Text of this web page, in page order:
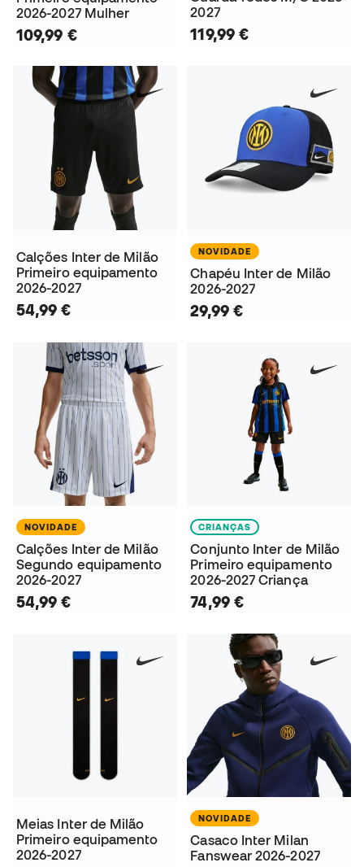
2026-2027 Mulher
109,99 €
2027
119,99 €
Calções Inter de Milão
Primeiro equipamento
2026-2027
54,99 €
NOVIDADE
Chapéu Inter de Milão
2026-2027
29,99 €
NOVIDADE
Calções Inter de Milão
Segundo equipamento
2026-2027
54,99 €
CRIANÇAS
Conjunto Inter de Milão
Primeiro equipamento
2026-2027 Criança
74,99 €
Meias Inter de Milão
Primeiro equipamento
2026-2027
NOVIDADE
Casaco Inter Milan
Fanswear 2026-2027